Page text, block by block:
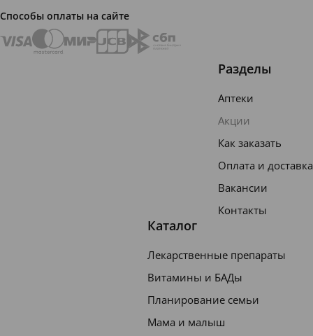
Способы оплаты на сайте
Разделы
Аптеки
Акции
Как заказать
Оплата и доставка
Вакансии
Контакты
Каталог
Лекарственные препараты
Витамины и БАДы
Планирование семьи
Мама и малыш